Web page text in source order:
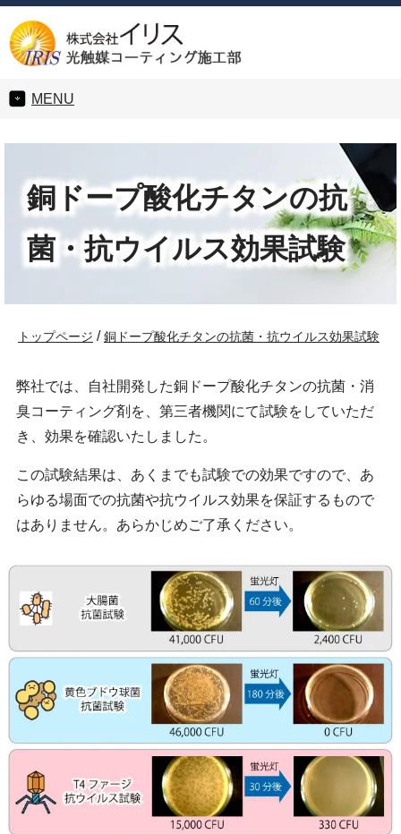
MENU
銅ドープ酸化チタンの抗
菌・抗ウイルス効果試験
トップページ /銅ドープ酸化チタンの抗菌・抗ウイルス効果試験
弊社では、自社開発した銅ドープ酸化チタンの抗菌・消
臭コーティング剤を、第三者機関にて試験をしていただ
き、効果を確認いたしました。
この試験結果は、あくまでも試験での効果ですので、あ
らゆる場面での抗菌や抗ウイルス効果を保証するもので
はありません。あらかじめご了承ください。